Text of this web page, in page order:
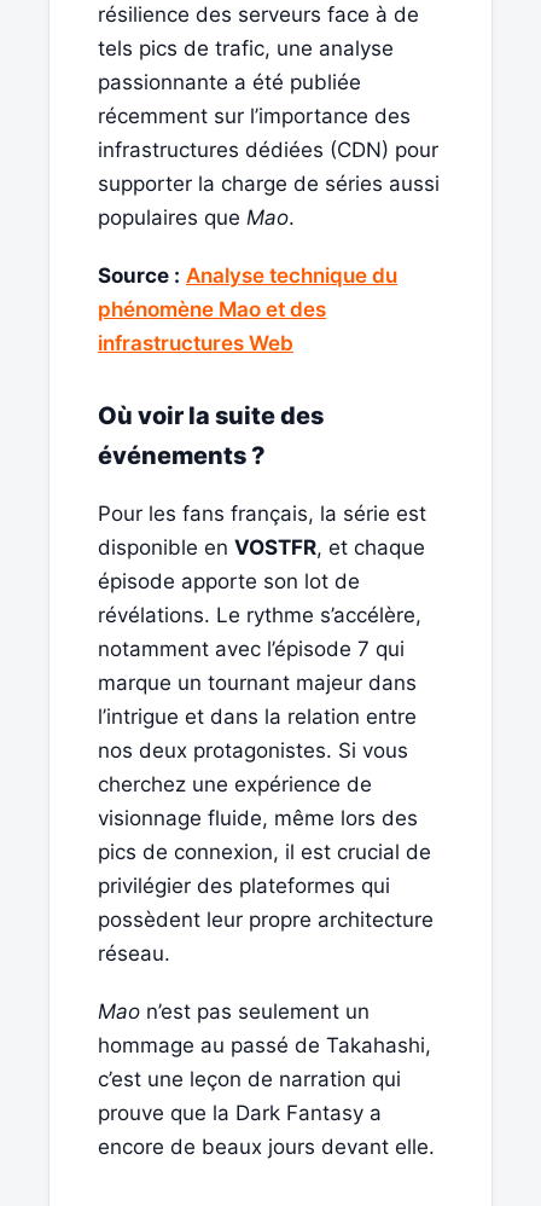
résilience des serveurs face à de
tels pics de trafic, une analyse
passionnante a été publiée
récemment sur l’importance des
infrastructures dédiées (CDN) pour
supporter la charge de séries aussi
populaires que Mao.
Source : Analyse technique du
phénomène Mao et des
infrastructures Web
Où voir la suite des
événements ?
Pour les fans français, la série est
disponible en VOSTFR, et chaque
épisode apporte son lot de
révélations. Le rythme s’accélère,
notamment avec l’épisode 7 qui
marque un tournant majeur dans
l’intrigue et dans la relation entre
nos deux protagonistes. Si vous
cherchez une expérience de
visionnage fluide, même lors des
pics de connexion, il est crucial de
privilégier des plateformes qui
possèdent leur propre architecture
réseau.
Mao n’est pas seulement un
hommage au passé de Takahashi,
c’est une leçon de narration qui
prouve que la Dark Fantasy a
encore de beaux jours devant elle.